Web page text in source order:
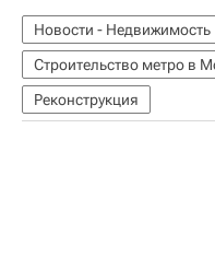
Новости - Недвижимость
Строительство метро в
Реконструкция